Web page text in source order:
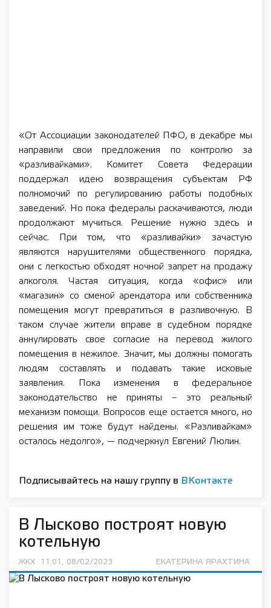
«От Ассоциации законодателей ПФО, в декабре мы
направили свои предложения по контролю за
«разливайками». Комитет Совета Федерации
поддержал идею возвращения субъектам РФ
полномочий по регулированию работы подобных
заведений. Но пока федералы раскачиваются, люди
продолжают мучиться. Решение нужно здесь и
сейчас. При том, что «разливайки» зачастую
являются нарушителями общественного порядка,
они с легкостью обходят ночной запрет на продажу
алкоголя. Частая ситуация, когда «офис» или
«магазин» со сменой арендатора или собственника
помещения могут превратиться в разливочную. В
таком случае жители вправе в судебном порядке
аннулировать свое согласие на перевод жилого
помещения в нежилое. Значит, мы должны помогать
людям составлять и подавать такие исковые
заявления. Пока изменения в федеральное
законодательство не приняты – это реальный
механизм помощи. Вопросов еще остается много, но
решения им тоже будут найдены. «Разливайкам»
осталось недолго», — подчеркнул Евгений Люлин.
Подписывайтесь на нашу группу в ВКонтакте
В Лысково построят новую
котельную
ЖКХ 11:01, 08/02/2023 ЕКАТЕРИНА ЯРАХТИНА